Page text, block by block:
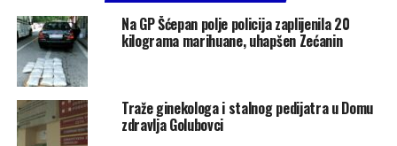
Na GP Šćepan polje policija zaplijenila 20
kilograma marihuane, uhapšen Zećanin
Traže ginekologa i stalnog pedijatra u Domu
zdravlja Golubovci